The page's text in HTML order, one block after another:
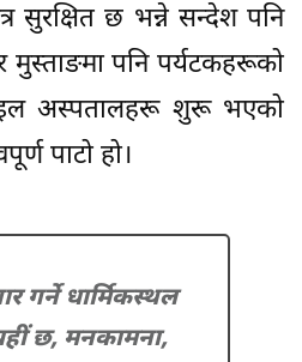
सुरक्षित छ भन्ने सन्देश पनि
पनि पर्यटकहरूको
अस्पतालहरू शुरू भएको
पाटो हो।
गर्ने धार्मिकस्थल
छ, मनकामना,